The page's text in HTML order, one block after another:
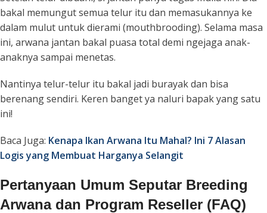
bakal memungut semua telur itu dan memasukannya ke
dalam mulut untuk dierami (mouthbrooding). Selama masa
ini, arwana jantan bakal puasa total demi ngejaga anak-
anaknya sampai menetas.
Nantinya telur-telur itu bakal jadi burayak dan bisa
berenang sendiri. Keren banget ya naluri bapak yang satu
ini!
Baca Juga: Kenapa Ikan Arwana Itu Mahal? Ini 7 Alasan
Logis yang Membuat Harganya Selangit
Pertanyaan Umum Seputar Breeding
Arwana dan Program Reseller (FAQ)